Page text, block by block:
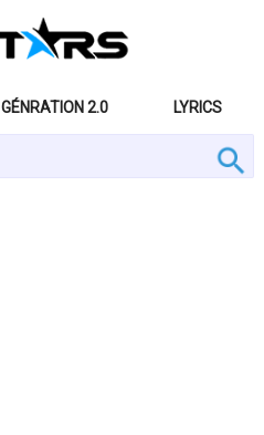
GÉNRATION 2.0 LYRICS